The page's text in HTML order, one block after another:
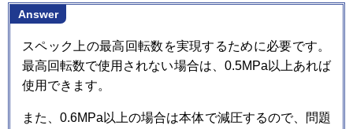
Answer
スペック上の最高回転数を実現するために必要です。
最高回転数で使用されない場合は、0.5MPa以上あれば
使用できます。
また、0.6MPa以上の場合は本体で減圧するので、問題